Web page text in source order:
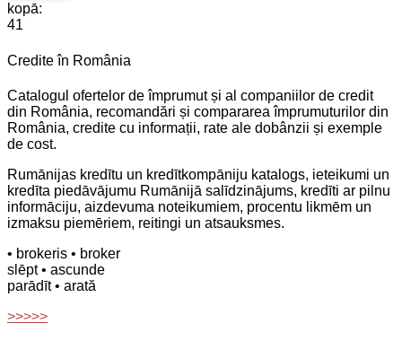
kopā:
41
Credite în România
Catalogul ofertelor de împrumut și al companiilor de credit
din România, recomandări și compararea împrumuturilor din
România, credite cu informații, rate ale dobânzii și exemple
de cost.
Rumānijas kredītu un kredītkompāniju katalogs, ieteikumi un
kredīta piedāvājumu Rumānijā salīdzinājums, kredīti ar pilnu
informāciju, aizdevuma noteikumiem, procentu likmēm un
izmaksu piemēriem, reitingi un atsauksmes.
• brokeris • broker
slēpt• ascunde
parādīt• arată
>>>>>